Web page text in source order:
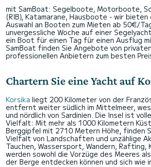
mit SamBoat: Segelboote, Motorboote,
(RIB), Katamarane, Hausboote - wir bieten
Auswahl an Booten zum Mieten ab 50€/
unvergessliche Woche auf einer
ein Boot für einen Tag für einen Ausflug
SamBoat finden Sie Angebote von
professionellen Anbietern zum besten
Chartern Sie eine Yacht auf
Korsika liegt 200 Kilometer von der
entfernt weiter südlich im Mittelmeer,
und nördlich von Sardinien. Die Insel ist
Vielfalt: Mit mehr als 1000 Kilometern
Berggipfel mit 2710 Metern Höhe, finden
Vielfalt von Landschaften und unzählige
Tauchen, Wassersport, Wandern, Rafting,
werden sowohl die Vorzüge des Meeres
der Berge entdecken können und sich wie